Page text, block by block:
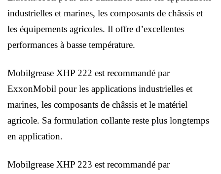
industrielles et marines, les composants de châssis et
les équipements agricoles. Il offre d’excellentes
performances à basse température.
Mobilgrease XHP 222 est recommandé par
ExxonMobil pour les applications industrielles et
marines, les composants de châssis et le matériel
agricole. Sa formulation collante reste plus longtemps
en application.
Mobilgrease XHP 223 est recommandé par